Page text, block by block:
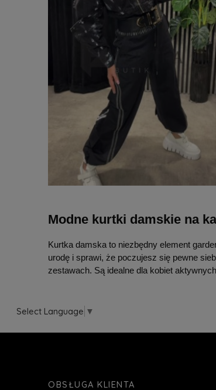
Modne kurtki damskie na
Kurtka damska to niezbędny element
urodę i sprawi, że poczujesz się pewne
zestawach. Są idealne dla kobiet
Select Language ▼
OBSŁUGA KLIENTA